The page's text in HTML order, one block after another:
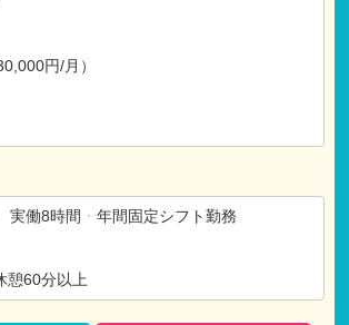
円/月）
り（月額自己負担 20,000円）
月間
用と変わらず
働8時間 ・ 年間固定シフト勤務
憩60分以上